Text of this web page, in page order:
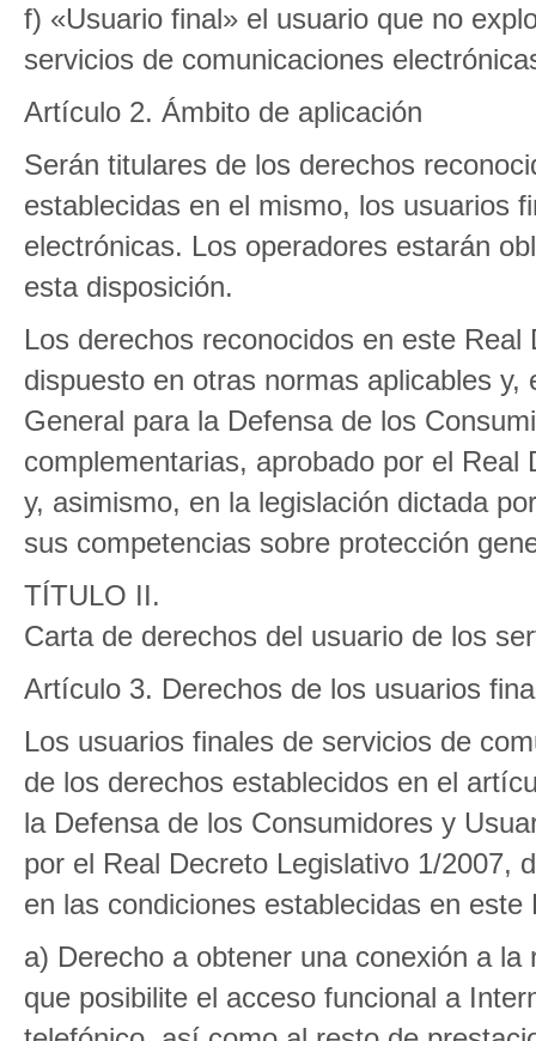
f) «Usuario final» el usuario que no
servicios de comunicaciones
Artículo 2. Ámbito de aplicación
Serán titulares de los derechos
establecidas en el mismo, los usuarios
electrónicas. Los operadores estarán
esta disposición.
Los derechos reconocidos en este
dispuesto en otras normas aplicables
General para la Defensa de los
complementarias, aprobado por el
y, asimismo, en la legislación dictada
sus competencias sobre protección
TÍTULO II.
Carta de derechos del usuario de los
Artículo 3. Derechos de los usuarios
Los usuarios finales de servicios de
de los derechos establecidos en el
la Defensa de los Consumidores y
por el Real Decreto Legislativo 1/2007,
en las condiciones establecidas en este
a) Derecho a obtener una conexión a
que posibilite el acceso funcional a